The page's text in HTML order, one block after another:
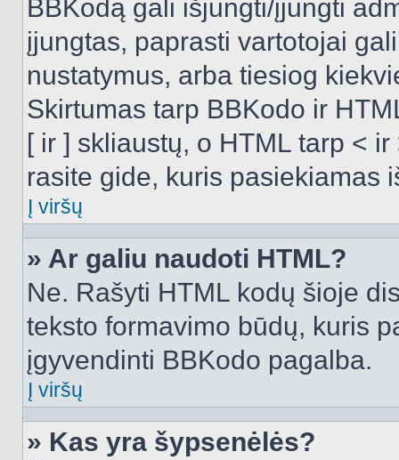
BBKodą gali išjungti/įjungti
įjungtas, paprasti vartotojai
nustatymus, arba tiesiog
Skirtumas tarp BBKodo ir
[ ir ] skliaustų, o HTML tarp <
rasite gide, kuris pasiekiamas
Į viršų
» Ar galiu naudoti HTML?
Ne. Rašyti HTML kodų šioje
teksto formavimo būdų, kuris
įgyvendinti BBKodo pagalba.
Į viršų
» Kas yra šypsenėlės?